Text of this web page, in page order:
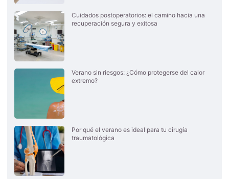
Cuidados postoperatorios: el camino hacia una
recuperación segura y exitosa
Verano sin riesgos: ¿Cómo protegerse del calor
extremo?
Por qué el verano es ideal para tu cirugía
traumatológica